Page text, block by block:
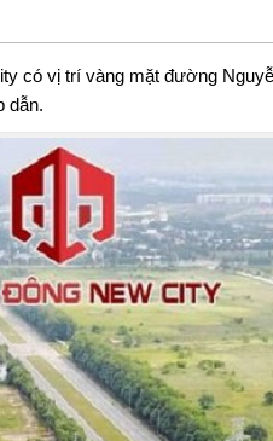
có vị trí vàng mặt đường
dẫn.